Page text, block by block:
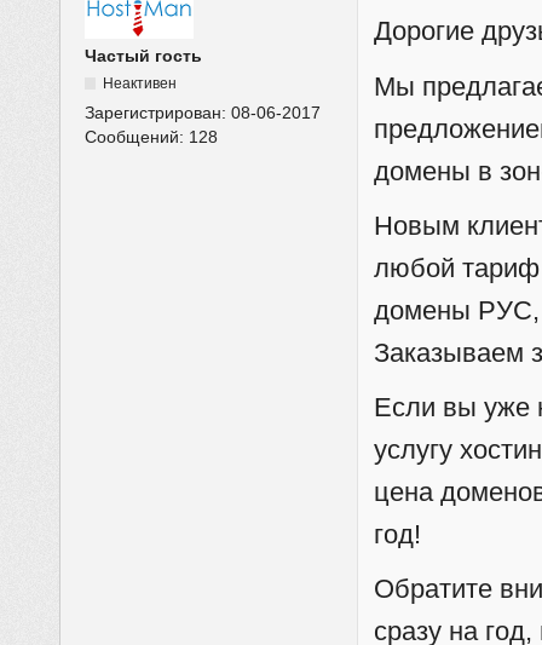
Частый гость
Неактивен
Зарегистрирован:08-06-2017
Сообщений: 128
Дорогие
Мы
домены в
Новым
любой тариф
домены РУС,
Заказываем
Если вы уже
услугу
цена
год!
Обратите
сразу на